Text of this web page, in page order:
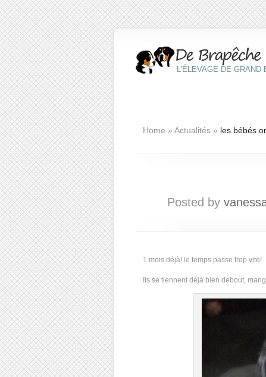
L'ÉLEVAGE DE GRAND
Home » Actualités » les bébés
Posted by
1 mois déjà! le temps passe trop vite!
Ils se tiennent déjà bien debout,